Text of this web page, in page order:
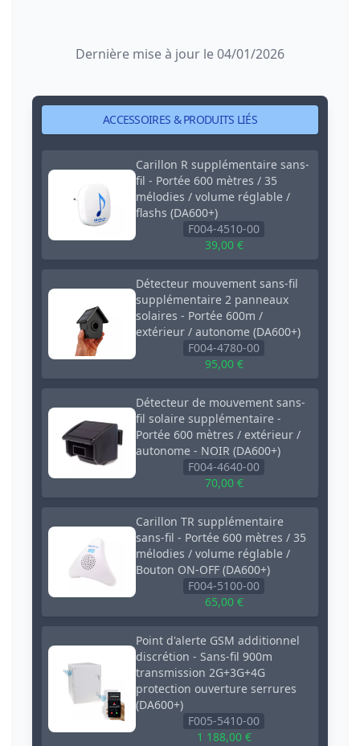
ACCESSOIRES & PRODUITS LIÉS
Carillon R supplémentaire sans-
fil - Portée 600 mètres / 35
mélodies / volume réglable /
flashs (DA600+)
F004-4510-00
39,00 €
Détecteur mouvement sans-fil
supplémentaire 2 panneaux
solaires - Portée 600m /
extérieur / autonome (DA600+)
F004-4780-00
95,00 €
Détecteur de mouvement sans-
fil solaire supplémentaire -
Portée 600 mètres / extérieur /
autonome - NOIR (DA600+)
F004-4640-00
70,00 €
Carillon TR supplémentaire
sans-fil - Portée 600 mètres / 35
mélodies / volume réglable /
Bouton ON-OFF (DA600+)
F004-5100-00
65,00 €
Point d'alerte GSM additionnel
discrétion - Sans-fil 900m
transmission 2G+3G+4G
protection ouverture serrures
(DA600+)
F005-5410-00
1 188,00 €
Dernière mise à jour le 04/01/2026